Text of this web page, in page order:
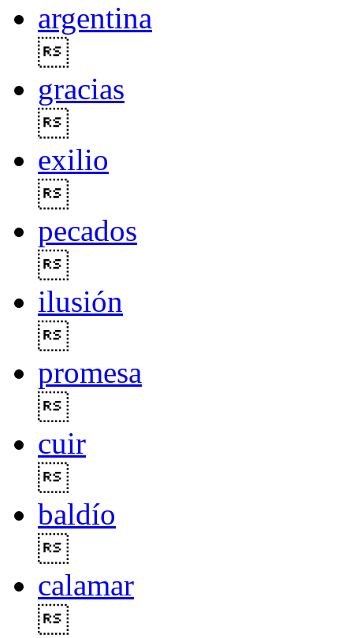
argentina
gracias
exilio
pecados
ilusión
promesa
cuir
baldío
calamar